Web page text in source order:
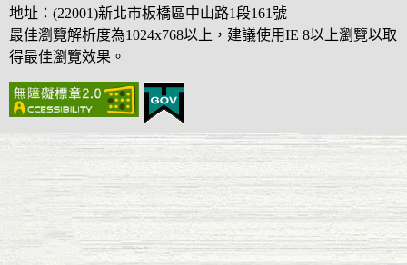
地址：(22001)新北市板橋區中山路1段161號
最佳瀏覽解析度為1024x768以上，建議使用IE 8以上瀏覽以取
得最佳瀏覽效果。